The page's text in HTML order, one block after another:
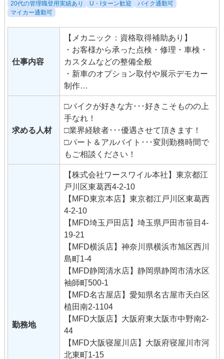
20代の管理職登用実績あり U・Iターン歓迎
バイク通勤可
マイカー通勤可
仕事内容
【メカニック：資格取得補助あり】
・お客様から承った点検・修理・車検・
カスタムなどの整備全般
・新車のオプション取付や展示デモカー
制作
・中古販売車の修理やカスタマイズ
※経験者は業務請負でのアルバイト勤務
も可
(ご自身の空いた時間で自由に仕事が出来
ます) 【店舗スタッフ：セールス】
・新車、中古車などの販売、接客業務全
般
・各種イベント企画、運営(試乗会・ツー
リング・走行会など) 【店舗スタッフ：
営業事務】※パート勤務可
・かんたんなPC業務(入力・管理等)
・各種帳票などの整理
・SNS投稿 【店長候補・マネージャー候
補】
・販売店舗の管理、運営
・複数店舗の管理、運営
・商品管理や新規事業立ち上げ等 【仕入
部：査定やオークション】
・お客様宅への出張査定
・全国のオークション会社との各種業務
・広告、WEB等の企画、運営
求める人材
□バイクが好きな方･･･好きこそものの上
手なれ！
□業界経験者･･･優遇させて頂きます！
□パート＆アルバイト･･･変則勤務時間で
もご相談ください！
勤務地
【株式会社ワースワイル本社】東京都江
戸川区東葛西4-2-10
【MFD東京本店】東京都江戸川区東葛西
4-2-10
【MFD埼玉戸田店】埼玉県戸田市笹目4-
19-21
【MFD横浜店】神奈川県横浜市旭区西川
島町1-4
【MFD静岡清水店】静岡県静岡市清水区
袖師町500-1
【MFD名古屋店】愛知県名古屋市天白区
植田南2-1104
【MFD大阪店】大阪府東大阪市中野南2-
44
【MFD大阪寝屋川店】大阪府寝屋川市河
北東町1-15